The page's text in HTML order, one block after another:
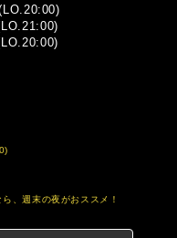
、週末の夜がおススメ！